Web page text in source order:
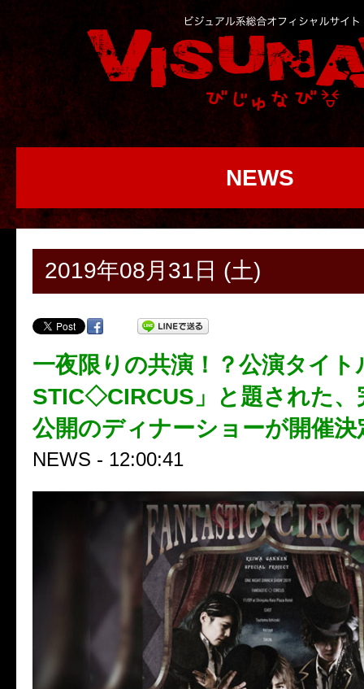
NEWS
2019年08月31日 (土)
一夜限りの共演！？公演タイト
STIC◇CIRCUS」と題された、
公開のディナーショーが開催決
NEWS - 12:00:41